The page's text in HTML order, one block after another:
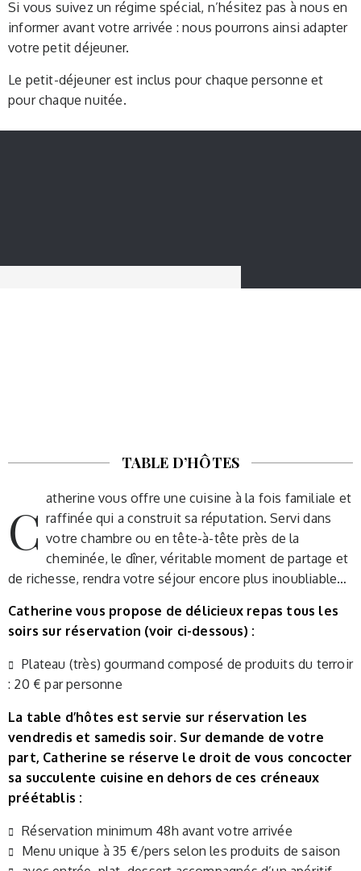
Si vous suivez un régime spécial, n’hésitez pas à nous en
informer avant votre arrivée : nous pourrons ainsi adapter
votre petit déjeuner.
Le petit-déjeuner est inclus pour chaque personne et
pour chaque nuitée.
TABLE D’HÔTES
C atherine vous offre une cuisine à la fois familiale et
raffinée qui a construit sa réputation. Servi dans
votre chambre ou en tête-à-tête près de la
cheminée, le dîner, véritable moment de partage et
de richesse, rendra votre séjour encore plus inoubliable…
Catherine vous propose de délicieux repas tous les
soirs sur réservation (voir ci-dessous) :
Plateau (très) gourmand composé de produits du terroir
: 20 € par personne
La table d’hôtes est servie sur réservation les
vendredis et samedis soir. Sur demande de votre
part, Catherine se réserve le droit de vous concocter
sa succulente cuisine en dehors de ces créneaux
préétablis :
Réservation minimum 48h avant votre arrivée
Menu unique à 35 €/pers selon les produits de saison